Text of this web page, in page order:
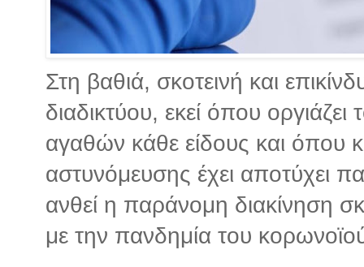
Στη βαθιά, σκοτεινή και
διαδικτύου, εκεί όπου
αγαθών κάθε είδους και όπου
αστυνόμευσης έχει αποτύχει
ανθεί η παράνομη διακίνηση
με την πανδημία του